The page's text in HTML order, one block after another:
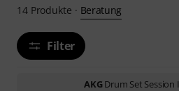
14 Produkte · Beratung
Filter
AKGDrum Set Session I